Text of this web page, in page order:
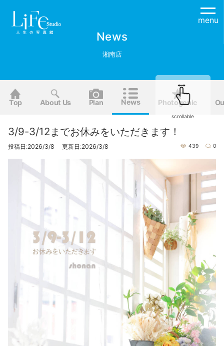
menu
News
湘南店
Top About Us Plan News Photogenic
3/9-3/12までお休みをいただきます！
投稿日:2026/3/8 更新日:2026/3/8 439 0